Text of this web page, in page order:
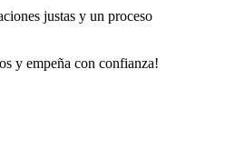
justas y un proceso
y empeña con confianza!